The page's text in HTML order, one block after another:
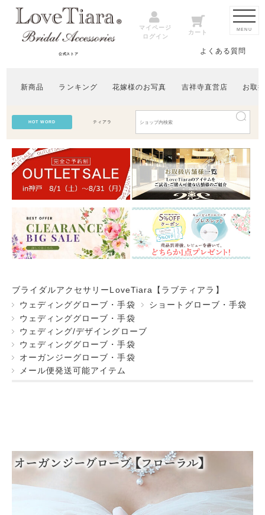
公式ストア
マイページ
ログイン
カート
よくある質問
新商品 ランキング 花嫁様のお写真 吉祥寺直営店 お取
HOT WORD ティアラ
MENU
ブライダルアクセサリーLoveTiara【ラブティアラ】
ウェディンググローブ・手袋
ショートグローブ・手袋
ウェディンググローブ・手袋
ウェディング/デザイングローブ
ウェディンググローブ・手袋
オーガンジーグローブ・手袋
メール便発送可能アイテム